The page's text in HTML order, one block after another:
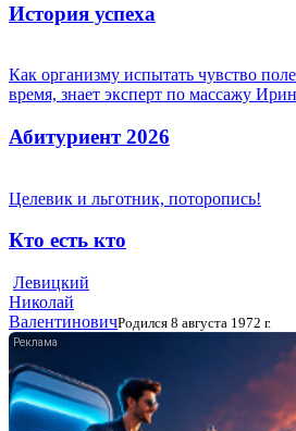
История успеха
Как организму испытать чувство
время, знает эксперт по массажу
Абитуриент 2026
Целевик и льготник, поторопись!
Кто есть кто
Левицкий
Николай
ВалентиновичРодился 8 августа 1972 г.